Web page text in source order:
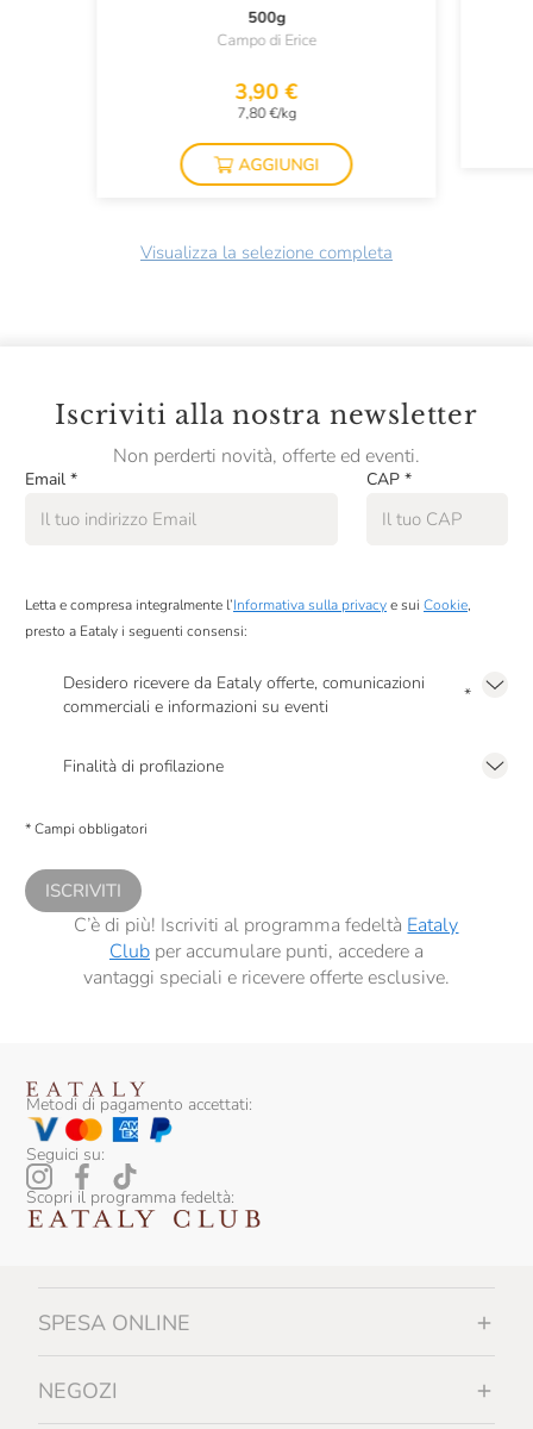
500g
Campo di Erice
3,90 €
7,80 €/kg
AGGIUNGI
Visualizza la selezione completa
Iscriviti alla nostra newsletter
Non perderti novità, offerte ed eventi.
Email * CAP *
Letta e compresa integralmente l’Informativa sulla privacye sui Cookie,
presto a Eataly i seguenti consensi:
Desidero ricevere da Eataly offerte, comunicazioni
commerciali e informazioni su eventi
*
Finalità di profilazione
comunicazioni commerciali personalizzate, in caso di consenso prestato ai
* Campi obbligatori
ISCRIVITI
C’è di più! Iscriviti al programma fedeltà Eataly
Clubper accumulare punti, accedere a
vantaggi speciali e ricevere offerte esclusive.
Metodi di pagamento accettati:
Seguici su:
Scopri il programma fedeltà:
SPESA ONLINE
NEGOZI